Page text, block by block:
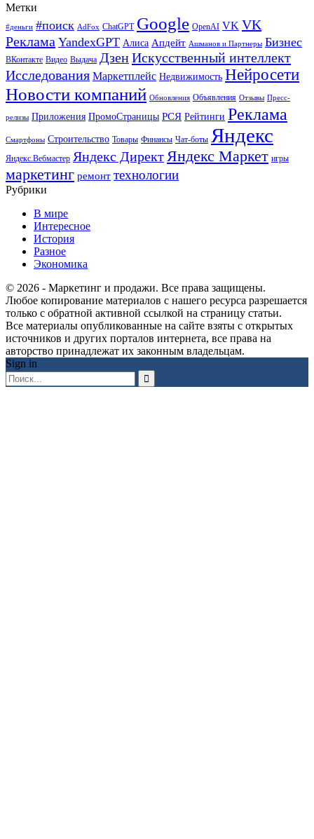
Метки
#деньги #поиск AdFox ChatGPT Google OpenAI VK VK
Реклама YandexGPT Алиса Апдейт Ашманов и Партнеры Бизнес
ВКонтакте Видео Выдача ДзенИскусственный интеллект
Исследования Маркетплейс Недвижимость Нейросети
Новости компаний Обновления Объявления Отзывы Пресс-
релизы Приложения ПромоСтраницы РСЯ Рейтинги Реклама
Смартфоны Строительство Товары Финансы Чат-боты Яндекс
Яндекс.Вебмастер Яндекс Директ Яндекс Маркет игры
маркетинг ремонт технологии
Рубрики
В мире
Интересное
История
Разное
Экономика
© 2026 - Маркетинг и продажи. Все права защищены.
Любое копирование материалов с нашего ресурса разрешается
только с обратной активной ссылкой на страницу статьи.
Все материалы опубликованные на сайте взяты с открытых
источников и других порталов интернета, все права на
авторство принадлежат их законным владельцам.
Sign in